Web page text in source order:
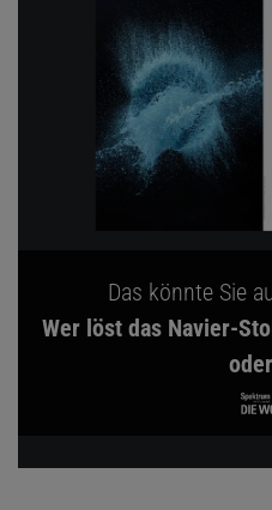
Das könnte Sie
Wer löst das Navier-